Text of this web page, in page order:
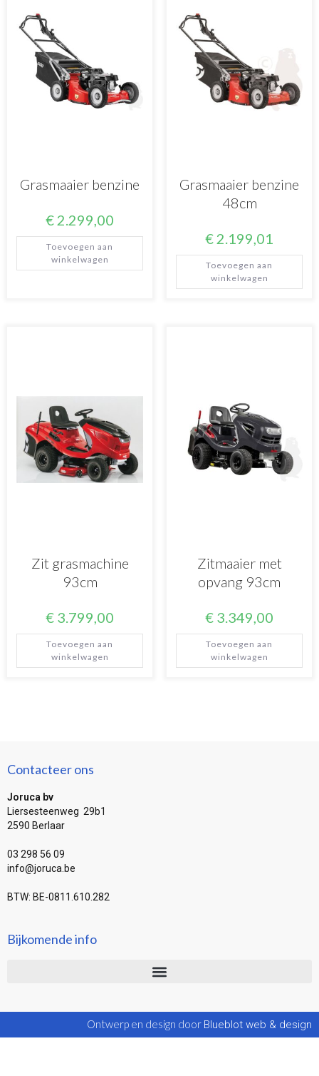
Grasmaaier benzine
€ 2.299,00
Toevoegen aan
winkelwagen
Grasmaaier benzine
48cm
€ 2.199,01
Toevoegen aan
winkelwagen
Zit grasmachine
93cm
€ 3.799,00
Toevoegen aan
winkelwagen
Zitmaaier met
opvang 93cm
€ 3.349,00
Toevoegen aan
winkelwagen
Contacteer ons
Joruca bv
Liersesteenweg 29b1
2590 Berlaar
03 298 56 09
info@joruca.be
BTW: BE-0811.610.282
Bijkomende info
Ontwerp en design door Blueblot web & design